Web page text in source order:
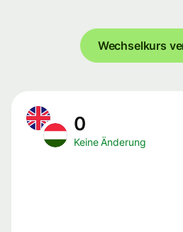
Wechselkurs
0
Keine Änderung